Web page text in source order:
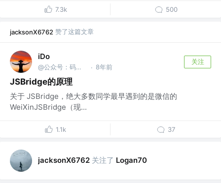
7.3k 500
jacksonX6762 赞了这篇文章
iDo
@公众号：码中仙 · 8年前
关注
JSBridge的原理
关于 JSBridge，绝大多数同学最早遇到的是微信的
WeiXinJSBridge（现...
1.1k 37
jacksonX6762 关注了 Logan70